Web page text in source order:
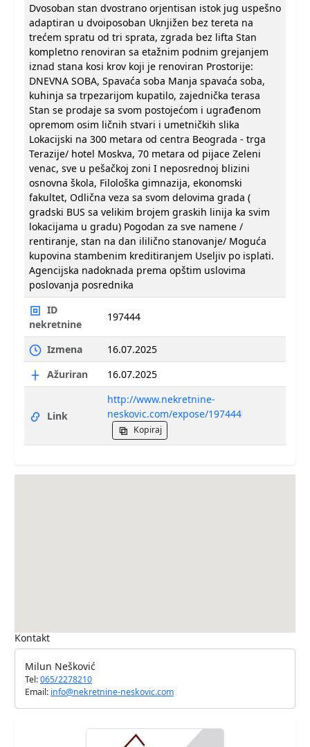
Dvosoban stan dvostrano orjentisan istok jug uspešno
adaptiran u dvoiposoban Uknjižen bez tereta na
trećem spratu od tri sprata, zgrada bez lifta Stan
kompletno renoviran sa etažnim podnim grejanjem
iznad stana kosi krov koji je renoviran Prostorije:
DNEVNA SOBA, Spavaća soba Manja spavaća soba,
kuhinja sa trpezarijom kupatilo, zajednička terasa
Stan se prodaje sa svom postojećom i ugrađenom
opremom osim ličnih stvari i umetničkih slika
Lokacijski na 300 metara od centra Beograda - trga
Terazije/ hotel Moskva, 70 metara od pijace Zeleni
venac, sve u pešačkoj zoni I neposrednoj blizini
osnovna škola, Filološka gimnazija, ekonomski
fakultet, Odlična veza sa svom delovima grada (
gradski BUS sa velikim brojem graskih linija ka svim
lokacijama u gradu) Pogodan za sve namene /
rentiranje, stan na dan ililično stanovanje/ Moguća
kupovina stambenim kreditiranjem Useljiv po isplati.
Agencijska nadoknada prema opštim uslovima
poslovanja posrednika
ID
nekretnine
197444
Izmena
16.07.2025
Ažuriran
16.07.2025
Link
http://www.nekretnine-
neskovic.com/expose/197444
Kopiraj
Kontakt
Milun Nešković
Tel:065/2278210
Email: info@nekretnine-neskovic.com